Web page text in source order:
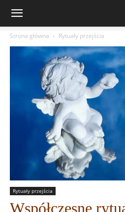
Strona główna Rytuały przejścia
Rytuały przejścia
Współczesne